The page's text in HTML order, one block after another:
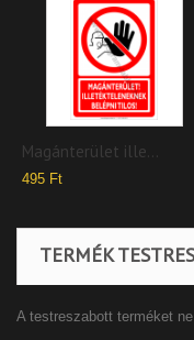
Magánterület ille...
495 Ft
TERMÉK
A testreszabott terméket